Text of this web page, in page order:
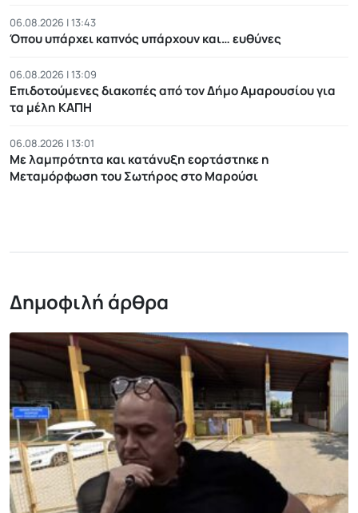
06.08.2026 | 13:43
Όπου υπάρχει καπνός υπάρχουν και… ευθύνες
06.08.2026 | 13:09
Επιδοτούμενες διακοπές από τον Δήμο Αμαρουσίου για
τα μέλη ΚΑΠΗ
06.08.2026 | 13:01
Με λαμπρότητα και κατάνυξη εορτάστηκε η
Μεταμόρφωση του Σωτήρος στο Μαρούσι
Δημοφιλή άρθρα